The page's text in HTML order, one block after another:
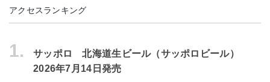
アクセスランキング
1.
サッポロ 北海道生ビール（サッポロビール）
2026年7月14日発売